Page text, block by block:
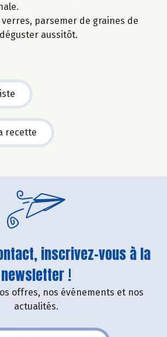
parsemer de graines de
aussitôt.
recette
inscrivez-vous à la
newsletter !
offres, nos événements et nos
actualités.